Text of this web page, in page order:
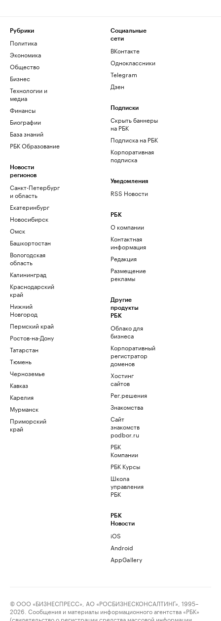
Рубрики
Политика
Экономика
Общество
Бизнес
Технологии и
медиа
Финансы
Биографии
База знаний
РБК Образование
Новости
регионов
Санкт-Петербург
и область
Екатеринбург
Новосибирск
Омск
Башкортостан
Вологодская
область
Калининград
Краснодарский
край
Нижний
Новгород
Пермский край
Ростов-на-Дону
Татарстан
Тюмень
Черноземье
Кавказ
Карелия
Мурманск
Приморский
край
Социальные
сети
ВКонтакте
Одноклассники
Telegram
Дзен
Подписки
Скрыть баннеры
на РБК
Подписка на РБК
Корпоративная
подписка
Уведомления
RSS Новости
РБК
О компании
Контактная
информация
Редакция
Размещение
рекламы
Другие
продукты
РБК
Облако для
бизнеса
Корпоративный
регистратор
доменов
Хостинг
сайтов
Рег.решения
Знакомства
Сайт
знакомств
podbor.ru
РБК
Компании
РБК Курсы
Школа
управления
РБК
РБК
Новости
iOS
Android
AppGallery
© ООО «БИЗНЕСПРЕСС», АО «РОСБИЗНЕСКОНСАЛТИНГ», 1995–
2026. Сообщения и материалы информационного агентства «РБК»
(свидетельство о регистрации средства массовой информации